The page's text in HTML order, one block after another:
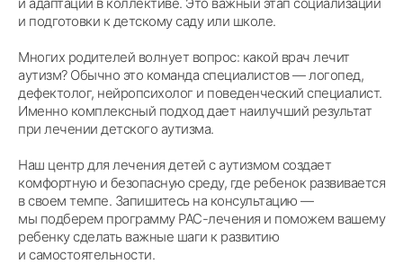
и подготовки к детскому саду или школе.
Многих родителей волнует вопрос: какой врач лечит
аутизм? Обычно это команда специалистов — логопед,
дефектолог, нейропсихолог и поведенческий специалист.
Именно комплексный подход дает наилучший результат
при лечении детского аутизма.
Наш центр для лечения детей с аутизмом создает
комфортную и безопасную среду, где ребенок развивается
в своем темпе. Запишитесь на консультацию —
мы подберем программу РАС-лечения и поможем вашему
ребенку сделать важные шаги к развитию
и самостоятельности.